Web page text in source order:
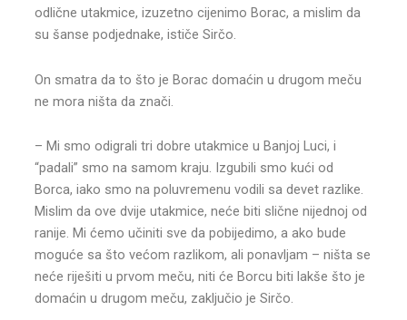
odlične utakmice, izuzetno cijenimo Borac, a mislim da
su šanse podjednake, ističe Sirčo.
On smatra da to što je Borac domaćin u drugom meču
ne mora ništa da znači.
– Mi smo odigrali tri dobre utakmice u Banjoj Luci, i
“padali” smo na samom kraju. Izgubili smo kući od
Borca, iako smo na poluvremenu vodili sa devet razlike.
Mislim da ove dvije utakmice, neće biti slične nijednoj od
ranije. Mi ćemo učiniti sve da pobijedimo, a ako bude
moguće sa što većom razlikom, ali ponavljam – ništa se
neće riješiti u prvom meču, niti će Borcu biti lakše što je
domaćin u drugom meču, zaključio je Sirčo.